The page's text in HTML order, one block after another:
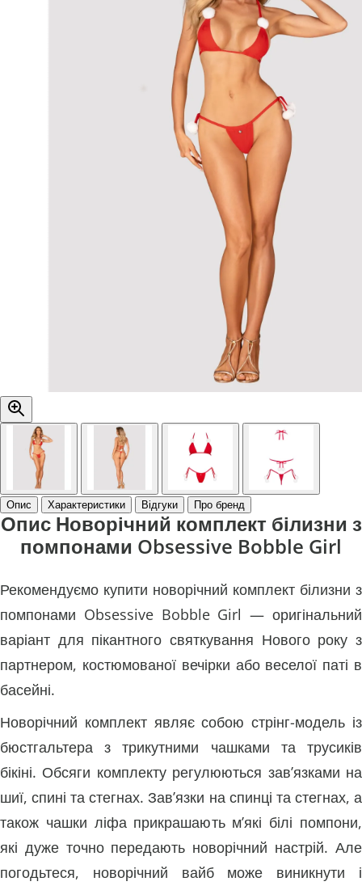
Опис Характеристики Відгуки Про бренд
Опис Новорічний комплект білизни з
помпонами Obsessive Bobble Girl
Рекомендуємо купити новорічний комплект білизни з
помпонами Obsessive Bobble Girl — оригінальний
варіант для пікантного святкування Нового року з
партнером, костюмованої вечірки або веселої паті в
басейні.
Новорічний комплект являє собою стрінг-модель із
бюстгальтера з трикутними чашками та трусиків
бікіні. Обсяги комплекту регулюються зав’язками на
шиї, спині та стегнах. Зав’язки на спинці та стегнах, а
також чашки ліфа прикрашають м’які білі помпони,
які дуже точно передають новорічний настрій. Але
погодьтеся, новорічний вайб може виникнути і